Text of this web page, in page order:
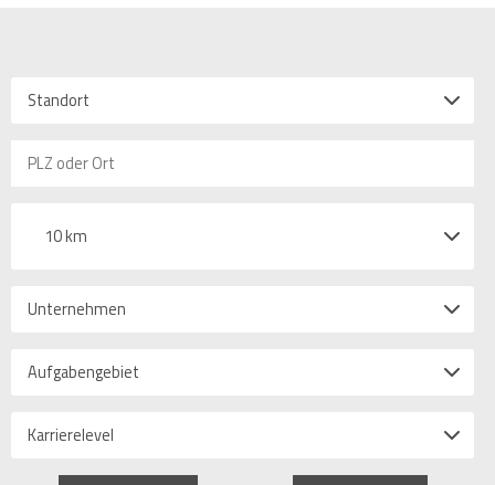
Standort
10 km
Unternehmen
Aufgabengebiet
Karrierelevel